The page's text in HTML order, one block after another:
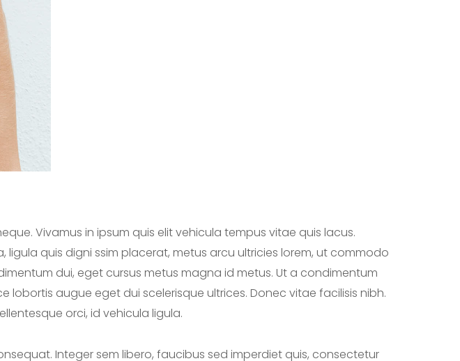
Vivamus in ipsum quis elit vehicula tempus vitae quis lacus.
quis digni ssim placerat, metus arcu ultricies lorem, ut commodo
dui, eget cursus metus magna id metus. Ut a condimentum
augue eget dui scelerisque ultrices. Donec vitae facilisis nibh.
orci, id vehicula ligula.
Integer sem libero, faucibus sed imperdiet quis, consectetur